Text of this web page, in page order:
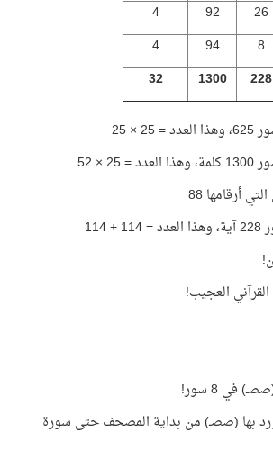
26
92
4
8
94
4
228
1300
32
× 25
× 52
العجيب!
في 8 سور!
بها (صصـ) من بداية المصحف حتى سورة